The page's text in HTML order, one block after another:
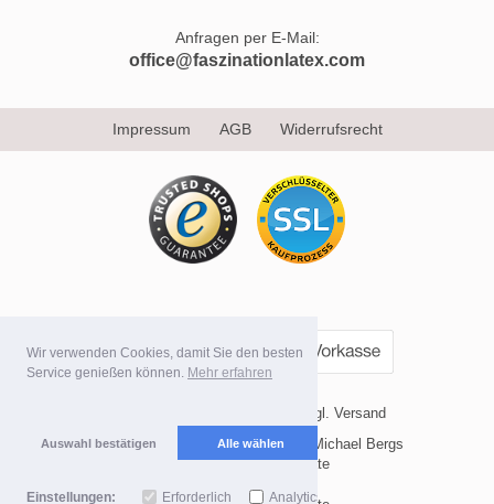
Wir verwenden Cookies, damit Sie den besten
Service genießen können. Mehr erfahren
Auswahl bestätigen Alle wählen
Einstellungen: Erforderlich Analytics
Anfragen per E-Mail:
office@faszinationlatex.com
Impressum AGB Widerrufsrecht
* Alle Preise inkl. MwSt. evtl. zzgl. Versand
Copyright 2026 by Internetvertrieb Michael Bergs
Mobile Shop by Shopgate